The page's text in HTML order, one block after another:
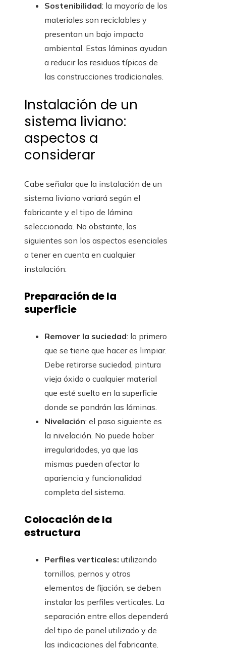
Sostenibilidad: la mayoría de los
materiales son reciclables y
presentan un bajo impacto
ambiental. Estas láminas ayudan
a reducir los residuos típicos de
las construcciones tradicionales.
Instalación de un
sistema liviano:
aspectos a
considerar
Cabe señalar que la instalación de un
sistema liviano variará según el
fabricante y el tipo de lámina
seleccionada. No obstante, los
siguientes son los aspectos esenciales
a tener en cuenta en cualquier
instalación:
Preparación de la
superficie
Remover la suciedad: lo primero
que se tiene que hacer es limpiar.
Debe retirarse suciedad, pintura
vieja óxido o cualquier material
que esté suelto en la superficie
donde se pondrán las láminas.
Nivelación: el paso siguiente es
la nivelación. No puede haber
irregularidades, ya que las
mismas pueden afectar la
apariencia y funcionalidad
completa del sistema.
Colocación de la
estructura
Perfiles verticales: utilizando
tornillos, pernos y otros
elementos de fijación, se deben
instalar los perfiles verticales. La
separación entre ellos dependerá
del tipo de panel utilizado y de
las indicaciones del fabricante.